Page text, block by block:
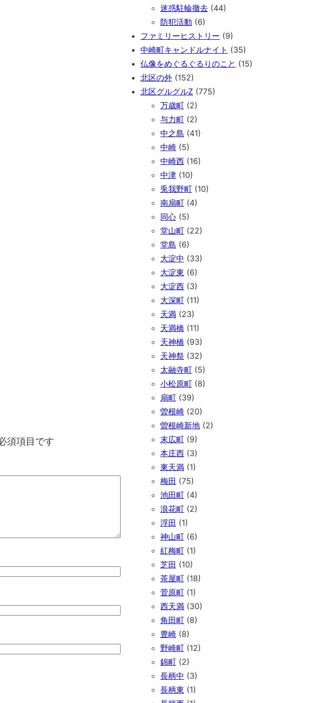
須項目です
迷惑駐輪撤去 (44)
防犯活動 (6)
ファミリーヒストリー (9)
中崎町キャンドルナイト (35)
仏像をめぐるぐるりのこと (15)
北区の外 (152)
北区グルグルZ (775)
万歳町 (2)
与力町 (2)
中之島 (41)
中崎 (5)
中崎西 (16)
中津 (10)
兎我野町 (10)
南扇町 (4)
同心 (5)
堂山町 (22)
堂島 (6)
大淀中 (33)
大淀東 (6)
大淀西 (3)
大深町 (11)
天満 (23)
天満橋 (11)
天神橋 (93)
天神祭 (32)
太融寺町 (5)
小松原町 (8)
扇町 (39)
曽根崎 (20)
曽根崎新地 (2)
末広町 (9)
本庄西 (3)
東天満 (1)
梅田 (75)
池田町 (4)
浪花町 (2)
浮田 (1)
神山町 (6)
紅梅町 (1)
芝田 (10)
茶屋町 (18)
菅原町 (1)
西天満 (30)
角田町 (8)
豊崎 (8)
野崎町 (12)
錦町 (2)
長柄中 (3)
長柄東 (1)